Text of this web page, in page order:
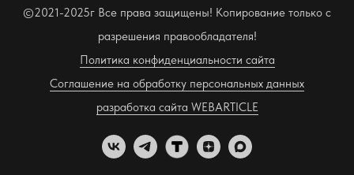
©2021-2025г Все права защищены! Копирование только с
разрешения правообладателя!
Политика конфиденциальности сайта
Соглашение на обработку персональных данных
разработка сайта WEBARTICLE